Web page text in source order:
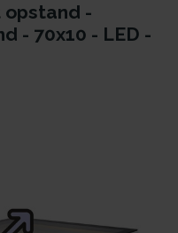
opstand -
- 70x10 - LED -